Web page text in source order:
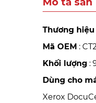
Thương hiệu
Mã OEM :
Khối lượng :
Dùng cho
Xerox